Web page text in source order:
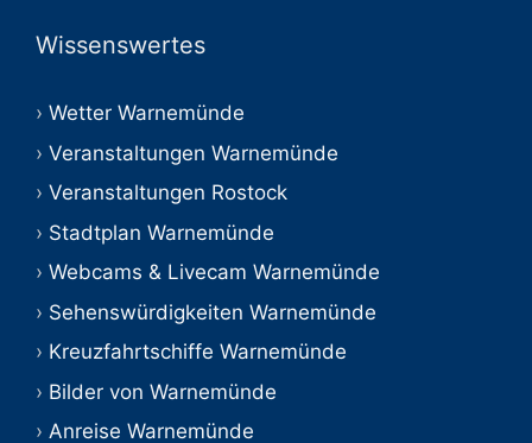
Wissenswertes
Wetter Warnemünde
Veranstaltungen Warnemünde
Veranstaltungen Rostock
Stadtplan Warnemünde
Webcams & Livecam Warnemünde
Sehenswürdigkeiten Warnemünde
Kreuzfahrtschiffe Warnemünde
Bilder von Warnemünde
Anreise Warnemünde